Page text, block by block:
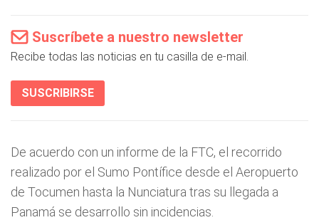
Suscríbete a nuestro newsletter
Recibe todas las noticias en tu casilla de e-mail.
SUSCRIBIRSE
De acuerdo con un informe de la FTC, el recorrido
realizado por el Sumo Pontífice desde el Aeropuerto
de Tocumen hasta la Nunciatura tras su llegada a
Panamá se desarrollo sin incidencias.